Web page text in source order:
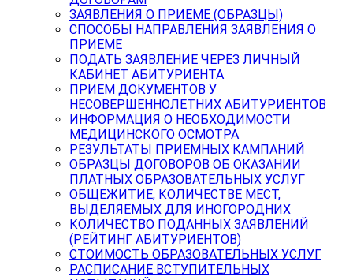
ЗАЯВЛЕНИЯ О ПРИЕМЕ (ОБРАЗЦЫ)
СПОСОБЫ НАПРАВЛЕНИЯ ЗАЯВЛЕНИЯ О
ПРИЕМЕ
ПОДАТЬ ЗАЯВЛЕНИЕ ЧЕРЕЗ ЛИЧНЫЙ
КАБИНЕТ АБИТУРИЕНТА
ПРИЕМ ДОКУМЕНТОВ У
НЕСОВЕРШЕННОЛЕТНИХ АБИТУРИЕНТОВ
ИНФОРМАЦИЯ О НЕОБХОДИМОСТИ
МЕДИЦИНСКОГО ОСМОТРА
РЕЗУЛЬТАТЫ ПРИЕМНЫХ КАМПАНИЙ
ОБРАЗЦЫ ДОГОВОРОВ ОБ ОКАЗАНИИ
ПЛАТНЫХ ОБРАЗОВАТЕЛЬНЫХ УСЛУГ
ОБЩЕЖИТИЕ, КОЛИЧЕСТВЕ МЕСТ,
ВЫДЕЛЯЕМЫХ ДЛЯ ИНОГОРОДНИХ
КОЛИЧЕСТВО ПОДАННЫХ ЗАЯВЛЕНИЙ
(РЕЙТИНГ АБИТУРИЕНТОВ)
СТОИМОСТЬ ОБРАЗОВАТЕЛЬНЫХ УСЛУГ
РАСПИСАНИЕ ВСТУПИТЕЛЬНЫХ